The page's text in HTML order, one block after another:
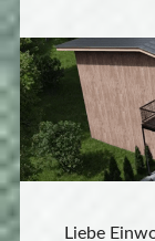
Liebe